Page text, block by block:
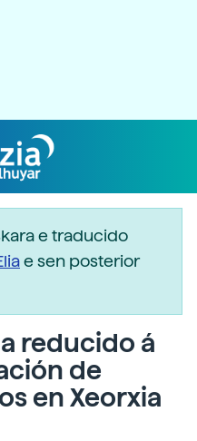
e traducido
e sen posterior
reducido á
de
en Xeorxia